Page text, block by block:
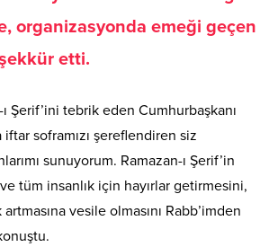
organizasyonda emeği geçen
etti.
ı Şerif’ini tebrik eden Cumhurbaşkanı
iftar soframızı şereflendiren siz
sunuyorum. Ramazan-ı Şerif’in
tüm insanlık için hayırlar getirmesini,
vesile olmasını Rabb’imden